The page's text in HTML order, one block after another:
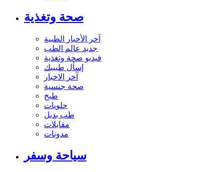
صحة وتغذية
آخر الأخبار الطبية
جديد عالم الطب
فيديو صحة وتغذية
إسأل طبيبك
آخر الاخبار
صحة جنسية
طبخ
حلويات
طب بديل
مقابلات
مدونات
سياحة وسفر